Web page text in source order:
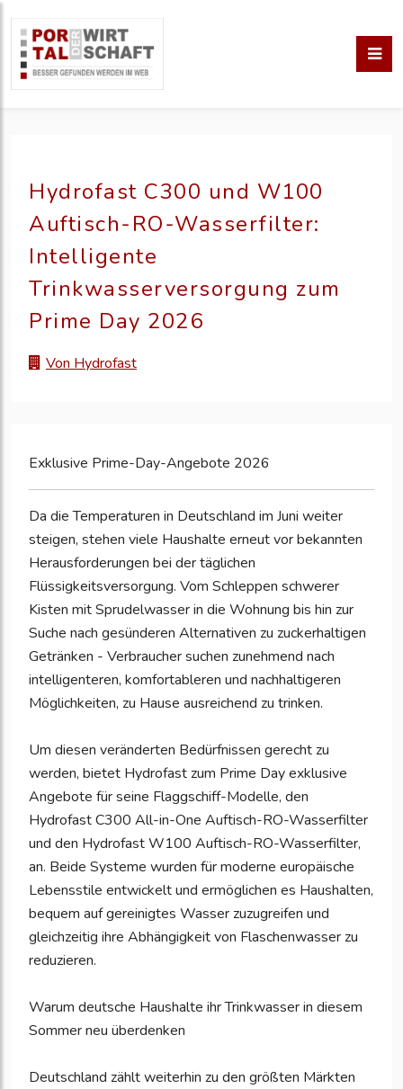
Hydrofast C300 und W100
Auftisch-RO-Wasserfilter:
Intelligente
Trinkwasserversorgung zum
Prime Day 2026
Von Hydrofast
Exklusive Prime-Day-Angebote 2026
Da die Temperaturen in Deutschland im Juni weiter
steigen, stehen viele Haushalte erneut vor bekannten
Herausforderungen bei der täglichen
Flüssigkeitsversorgung. Vom Schleppen schwerer
Kisten mit Sprudelwasser in die Wohnung bis hin zur
Suche nach gesünderen Alternativen zu zuckerhaltigen
Getränken - Verbraucher suchen zunehmend nach
intelligenteren, komfortableren und nachhaltigeren
Möglichkeiten, zu Hause ausreichend zu trinken.
Um diesen veränderten Bedürfnissen gerecht zu
werden, bietet Hydrofast zum Prime Day exklusive
Angebote für seine Flaggschiff-Modelle, den
Hydrofast C300 All-in-One Auftisch-RO-Wasserfilter
und den Hydrofast W100 Auftisch-RO-Wasserfilter,
an. Beide Systeme wurden für moderne europäische
Lebensstile entwickelt und ermöglichen es Haushalten,
bequem auf gereinigtes Wasser zuzugreifen und
gleichzeitig ihre Abhängigkeit von Flaschenwasser zu
reduzieren.
Warum deutsche Haushalte ihr Trinkwasser in diesem
Sommer neu überdenken
Deutschland zählt weiterhin zu den größten Märkten